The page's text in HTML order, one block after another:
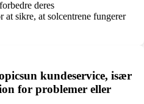
deres
at sikre, at solcentrene fungerer
kundeservice, især
for problemer eller